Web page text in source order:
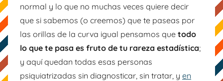
normal y lo que no muchas veces quiere decir
que si sabemos (o creemos) que te paseas por
las orillas de la curva igual pensamos que todo
lo que te pasa es fruto de tu rareza estadística;
y aquí quedan todas esas personas
psiquiatrizadas sin diagnosticar, sin tratar, y en